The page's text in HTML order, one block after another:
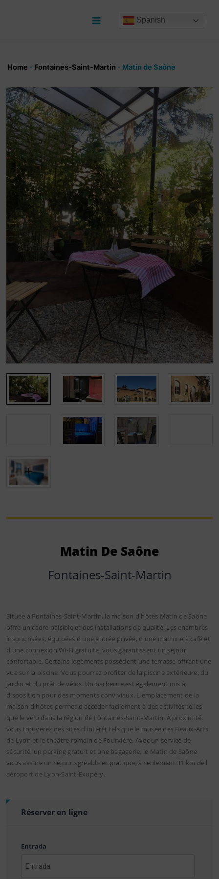
Spanish
Home - Fontaines-Saint-Martin - Matin de Saône
Matin De Saône
Fontaines-Saint-Martin
Située à Fontaines-Saint-Martin, la maison d hôtes Matin de Saône
offre un cadre paisible et des installations de qualité. Les chambres
insonorisées, équipées d une entrée privée, d une machine à café et
d une connexion Wi-Fi gratuite, vous garantissent un séjour
confortable. Certains logements possèdent une terrasse offrant une
vue sur la piscine. Vous pourrez profiter de la piscine extérieure, du
jardin et du prêt de vélos. Un barbecue est également mis à
disposition pour des moments conviviaux. L emplacement de la
maison d hôtes permet d accéder facilement à des activités telles
que le vélo dans la région de Fontaines-Saint-Martin. À proximité,
vous trouverez des sites d intérêt tels que le musée des Beaux-Arts
de Lyon et le théâtre romain de Fourvière. Avec un service de
sécurité, un parking gratuit et une bagagerie, le Matin de Saône
vous assure un séjour agréable et pratique, à seulement 31 km de l
aéroport de Lyon-Saint-Exupéry.
Réserver en ligne
Entrada
AAAA